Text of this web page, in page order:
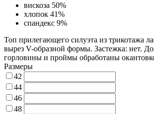
вискоза 50%
хлопок 41%
спандекс 9%
Топ прилегающего силуэта из трикотажа
вырез V-образной формы. Застежка: нет.
горловины и проймы обработаны
Размеры
42
44
46
48